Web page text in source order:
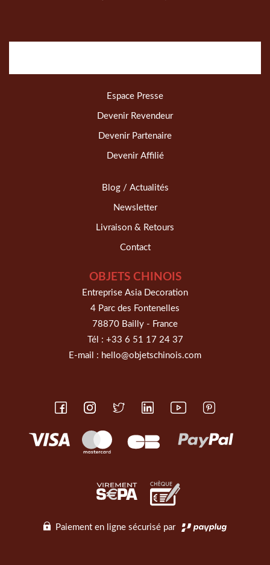
Espace Presse
Devenir Revendeur
Devenir Partenaire
Devenir Affilié
Blog / Actualités
Newsletter
Livraison & Retours
Contact
OBJETS CHINOIS
Entreprise Asia Decoration
4 Parc des Fontenelles
78870 Bailly - France
Tél : +33 6 51 17 24 37
E-mail : hello@objetschinois.com
Paiement en ligne sécurisé par